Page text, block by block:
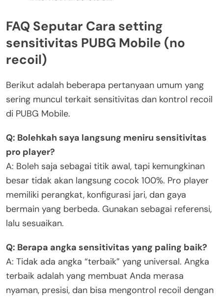
FAQ Seputar Cara setting
sensitivitas PUBG Mobile (no
recoil)
Berikut adalah beberapa pertanyaan umum yang
sering muncul terkait sensitivitas dan kontrol recoil
di PUBG Mobile.
Q: Bolehkah saya langsung meniru sensitivitas
pro player?
A: Boleh saja sebagai titik awal, tapi kemungkinan
besar tidak akan langsung cocok 100%. Pro player
memiliki perangkat, konfigurasi jari, dan gaya
bermain yang berbeda. Gunakan sebagai referensi,
lalu sesuaikan.
Q: Berapa angka sensitivitas yang paling baik?
A: Tidak ada angka “terbaik” yang universal. Angka
terbaik adalah yang membuat Anda merasa
nyaman, presisi, dan bisa mengontrol recoil dengan